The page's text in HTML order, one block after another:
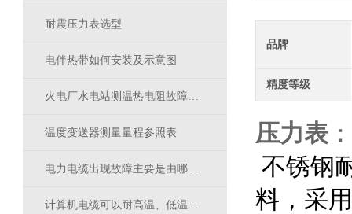
耐震压力表选型
电伴热带如何安装及示意图
火电厂水电站测温热电阻故障及解决方法
温度变送器测量量程参照表
电力电缆出现故障主要是由哪几方面原因造成
计算机电缆可以耐高温、低温和酸、碱、油、水及腐蚀性
品牌
精度等级
压力表 ：
不锈钢
料，采